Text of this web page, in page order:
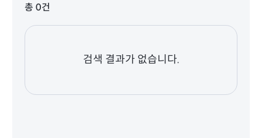
총 0건
검색 결과가 없습니다.